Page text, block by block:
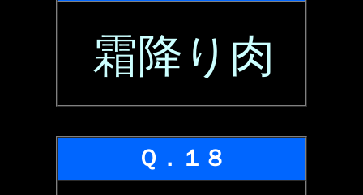
霜降り肉
Ｑ．１８